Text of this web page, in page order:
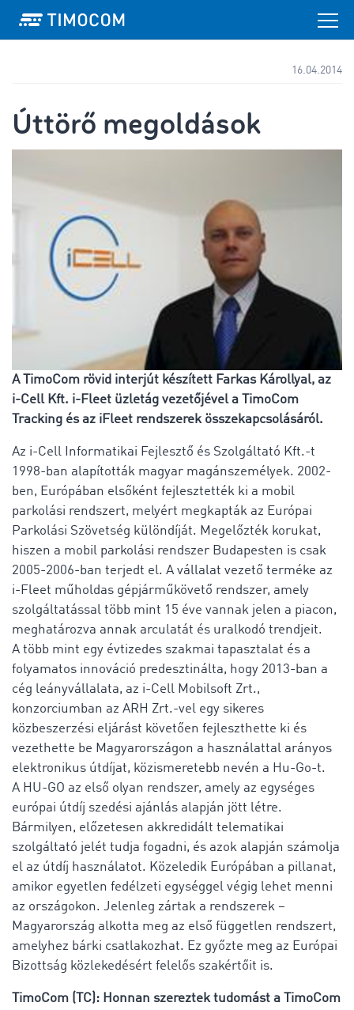
16.04.2014
Úttörő megoldások
A TimoCom rövid interjút készített Farkas Károllyal, az
i-Cell Kft. i-Fleet üzletág vezetőjével a TimoCom
Tracking és az iFleet rendszerek összekapcsolásáról.
Az i-Cell Informatikai Fejlesztő és Szolgáltató Kft.-t
1998-ban alapították magyar magánszemélyek. 2002-
ben, Európában elsőként fejlesztették ki a mobil
parkolási rendszert, melyért megkapták az Európai
Parkolási Szövetség különdíját. Megelőzték korukat,
hiszen a mobil parkolási rendszer Budapesten is csak
2005-2006-ban terjedt el. A vállalat vezető terméke az
i-Fleet műholdas gépjárműkövető rendszer, amely
szolgáltatással több mint 15 éve vannak jelen a piacon,
meghatározva annak arculatát és uralkodó trendjeit.
A több mint egy évtizedes szakmai tapasztalat és a
folyamatos innováció predesztinálta, hogy 2013-ban a
cég leányvállalata, az i-Cell Mobilsoft Zrt.,
konzorciumban az ARH Zrt.-vel egy sikeres
közbeszerzési eljárást követően fejleszthette ki és
vezethette be Magyarországon a használattal arányos
elektronikus útdíjat, közismeretebb nevén a Hu-Go-t.
A HU-GO az első olyan rendszer, amely az egységes
európai útdíj szedési ajánlás alapján jött létre.
Bármilyen, előzetesen akkredidált telematikai
szolgáltató jelét tudja fogadni, és azok alapján számolja
el az útdíj használatot. Közeledik Európában a pillanat,
amikor egyetlen fedélzeti egységgel végig lehet menni
az országokon. Jelenleg zártak a rendszerek –
Magyarország alkotta meg az első független rendszert,
amelyhez bárki csatlakozhat. Ez győzte meg az Európai
Bizottság közlekedésért felelős szakértőit is.
TimoCom (TC): Honnan szereztek tudomást a TimoCom